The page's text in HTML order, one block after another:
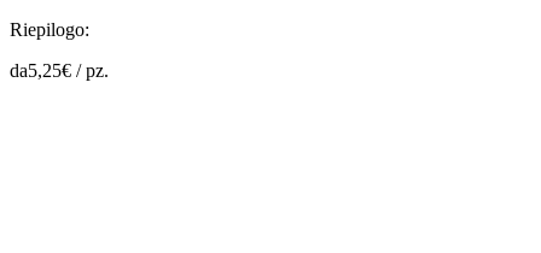
Riepilogo:
da5,25€ /pz.